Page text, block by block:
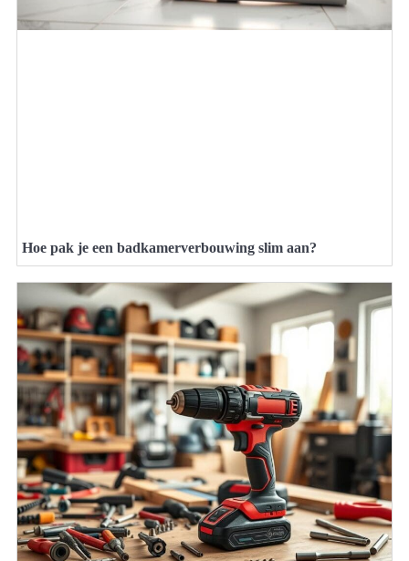
Hoe pak je een badkamerverbouwing slim aan?